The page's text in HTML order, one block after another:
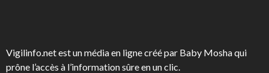
Vigilinfo.net est un média en ligne créé par Baby Mosha qui
prône l’accès à l’information sûre en un clic.